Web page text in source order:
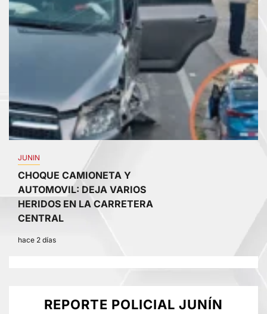
JUNIN
CHOQUE CAMIONETA Y
AUTOMOVIL: DEJA VARIOS
HERIDOS EN LA CARRETERA
CENTRAL
hace 2 días
REPORTE POLICIAL JUNÍN